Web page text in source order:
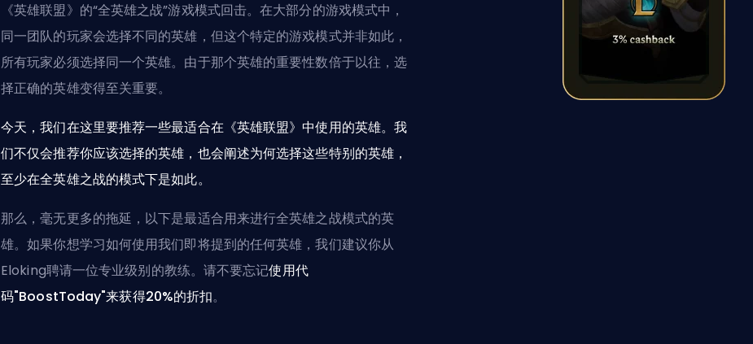
《英雄联盟》的“全英雄之战”游戏模式回击。在大部分的游戏模式中，
同一团队的玩家会选择不同的英雄，但这个特定的游戏模式并非如此，
所有玩家必须选择同一个英雄。由于那个英雄的重要性数倍于以往，选
择正确的英雄变得至关重要。
今天，我们在这里要推荐一些最适合在《英雄联盟》中使用的英雄。我
们不仅会推荐你应该选择的英雄，也会阐述为何选择这些特别的英雄，
至少在全英雄之战的模式下是如此。
那么，毫无更多的拖延，以下是最适合用来进行全英雄之战模式的英
雄。如果你想学习如何使用我们即将提到的任何英雄，我们建议你从
Eloking聘请一位专业级别的教练。请不要忘记使用代
码"BoostToday"来获得20%的折扣。